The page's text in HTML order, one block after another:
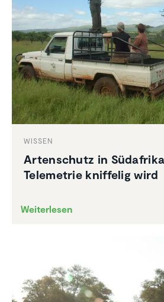
WISSEN
Arten­schutz in
Teleme­trie kniffelig wird
Weiterlesen